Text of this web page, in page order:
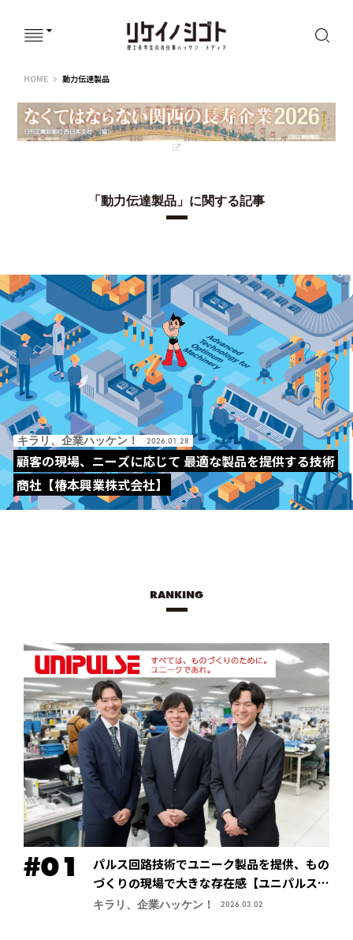
HOMEリケイノシゴト
動力伝達製品
「動力伝達製品」に関する記事
キラリ、企業ハッケン！ 2026.01.28
顧客の現場、ニーズに応じて 最適な製品を提供する技術
商社【椿本興業株式会社】
RANKING
パルス回路技術でユニーク製品を提供、もの
づくりの現場で大きな存在感【ユニパルス株
式会社】
キラリ、企業ハッケン！ 2026.03.02